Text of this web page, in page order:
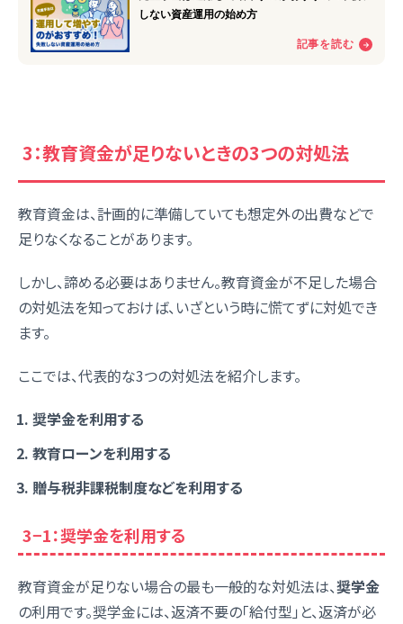
3：教育資金が足りないときの3つの対処法
教育資金は、計画的に準備していても想定外の出費などで
足りなくなることがあります。
しかし、諦める必要はありません。教育資金が不足した場合
の対処法を知っておけば、いざという時に慌てずに対処でき
ます。
ここでは、代表的な3つの対処法を紹介します。
奨学金を利用する
教育ローンを利用する
贈与税非課税制度などを利用する
3−1：奨学金を利用する
教育資金が足りない場合の最も一般的な対処法は、奨学金
の利用です。奨学金には、返済不要の「給付型」と、返済が必